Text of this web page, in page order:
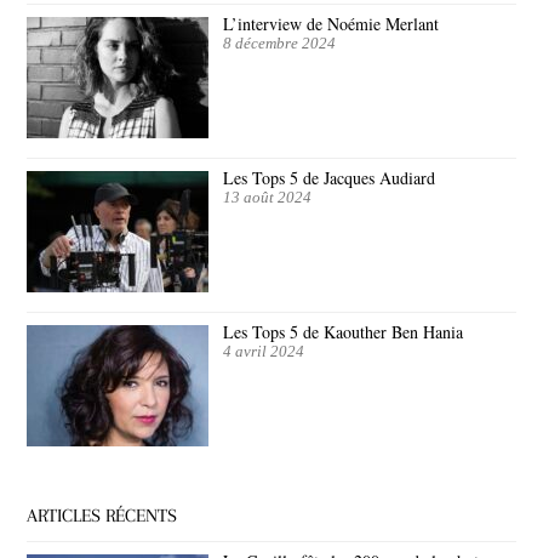
L’interview de Noémie Merlant
8 décembre 2024
Les Tops 5 de Jacques Audiard
13 août 2024
Les Tops 5 de Kaouther Ben Hania
4 avril 2024
ARTICLES RÉCENTS